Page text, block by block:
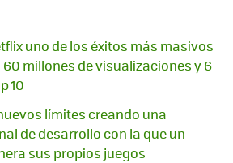
uno de los éxitos más masivos
millones de visualizaciones y 6
10
límites creando una
de desarrollo con la que un
sus propios juegos